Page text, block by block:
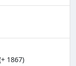
1867)